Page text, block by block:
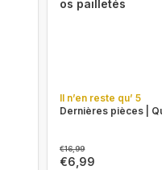
os pailletés
Il n’en reste qu’ 5
Dernières pièces |
€16,99
€6,99